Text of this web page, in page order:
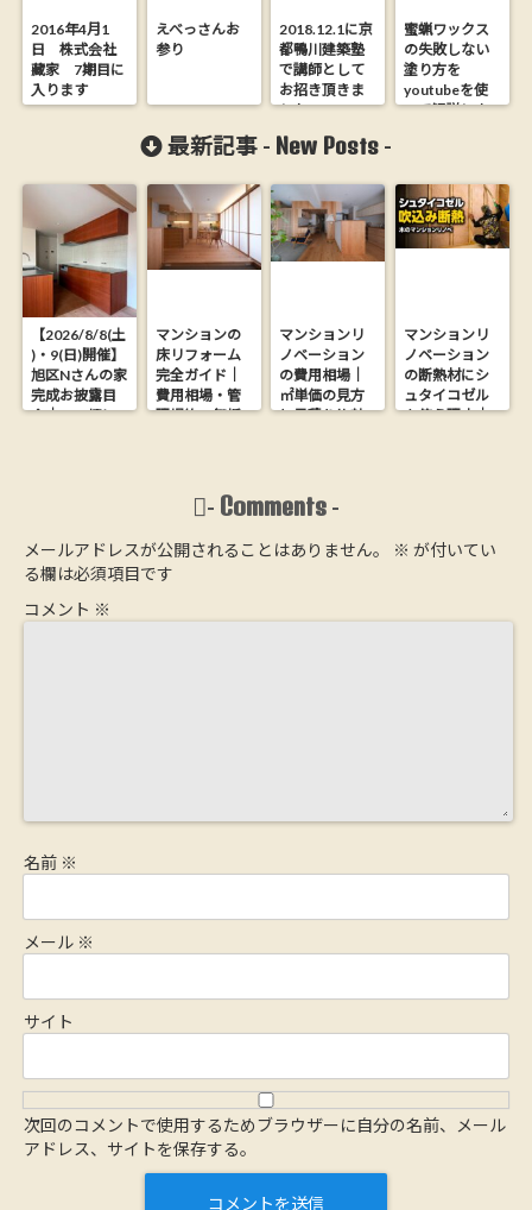
2016年4月1
日 株式会社
藏家 7期目に
入ります
えべっさんお
参り
2018.12.1に京
都鴨川建築塾
で講師として
お招き頂きま
した
蜜蝋ワックス
の失敗しない
塗り方を
youtubeを使
って解説しま
最新記事 - New Posts -
【2026/8/8(土
)・9(日)開催】
旭区Nさんの家
完成お披露目
会｜26.9坪に
マンションの
床リフォーム
完全ガイド｜
費用相場・管
理規約・無垢
マンションリ
ノベーション
の費用相場｜
㎡単価の見方
と見積り比較
マンションリ
ノベーション
の断熱材にシ
ュタイコゼル
を使う理由｜
- Comments -
メールアドレスが公開されることはありません。 ※ が付いてい
る欄は必須項目です
コメント ※
名前 ※
メール ※
サイト
次回のコメントで使用するためブラウザーに自分の名前、メール
アドレス、サイトを保存する。